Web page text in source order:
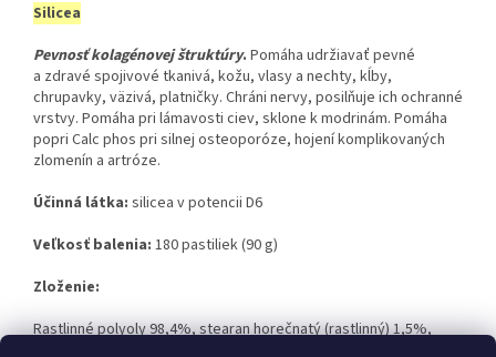
Silicea
Pevnosť kolagénovej štruktúry. Pomáha udržiavať pevné
a zdravé spojivové tkanivá, kožu, vlasy a nechty, kĺby,
chrupavky, väzivá, platničky. Chráni nervy, posilňuje ich ochranné
vrstvy. Pomáha pri lámavosti ciev, sklone k modrinám. Pomáha
popri Calc phos pri silnej osteoporóze, hojení komplikovaných
zlomenín a artróze.
Účinná látka: ​ silicea v potencii D6
Veľkosť balenia: ​ 180 pastiliek (90 g)
Zloženie:
Rastlinné polyoly 98,4%, stearan horečnatý (rastlinný) 1,5%,